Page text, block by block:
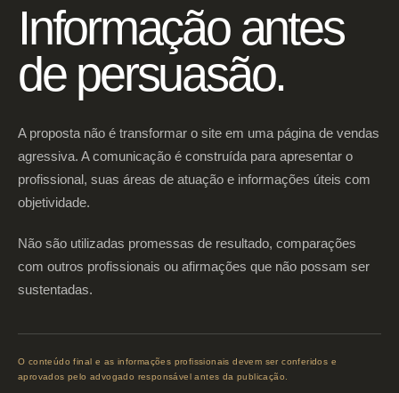
Informação antes
de persuasão.
A proposta não é transformar o site em uma página de vendas
agressiva. A comunicação é construída para apresentar o
profissional, suas áreas de atuação e informações úteis com
objetividade.
Não são utilizadas promessas de resultado, comparações
com outros profissionais ou afirmações que não possam ser
sustentadas.
O conteúdo final e as informações profissionais devem ser conferidos e
aprovados pelo advogado responsável antes da publicação.